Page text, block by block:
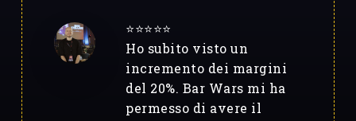
⭐️⭐️⭐️⭐️⭐️
Ho subito visto un
incremento dei margini
del 20%. Bar Wars mi ha
permesso di avere il